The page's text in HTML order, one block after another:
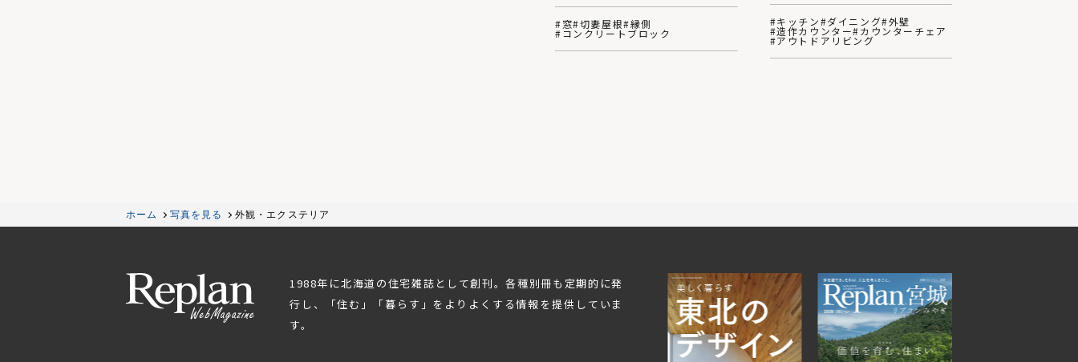
#キッチン#ダイニング#外壁
#造作カウンター#カウンターチェア
#アウトドアリビング
#窓#切妻屋根#縁側
#コンクリートブロック
ホーム 写真を見る 外観・エクステリア
1988年に北海道の住宅雑誌として創刊。各種別冊も定期的に発
行し、「住む」「暮らす」をよりよくする情報を提供していま
す。